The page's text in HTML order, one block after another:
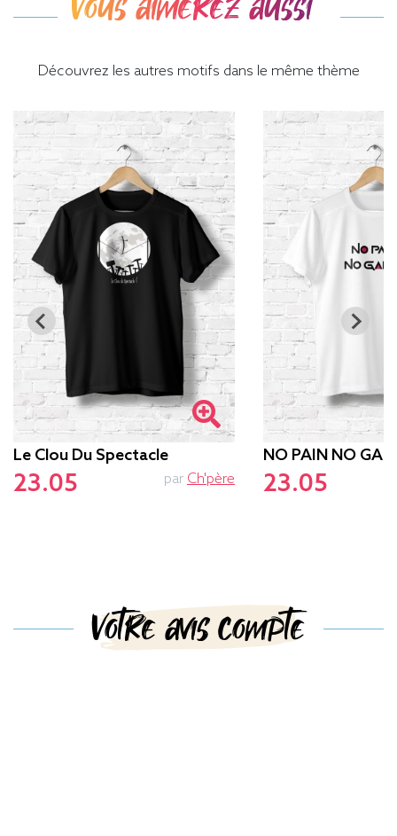
Découvrez les autres motifs dans le même thème
Le Clou Du Spectacle
23.05 par Ch'père
NO PAIN NO
23.05
Votre avis compte